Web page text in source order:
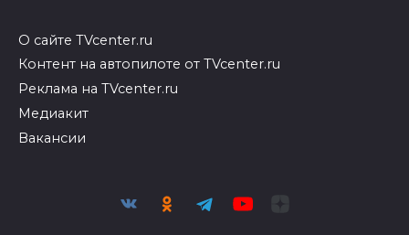
О сайте TVcenter.ru
Контент на автопилоте от TVcenter.ru
Реклама на TVcenter.ru
Медиакит
Вакансии